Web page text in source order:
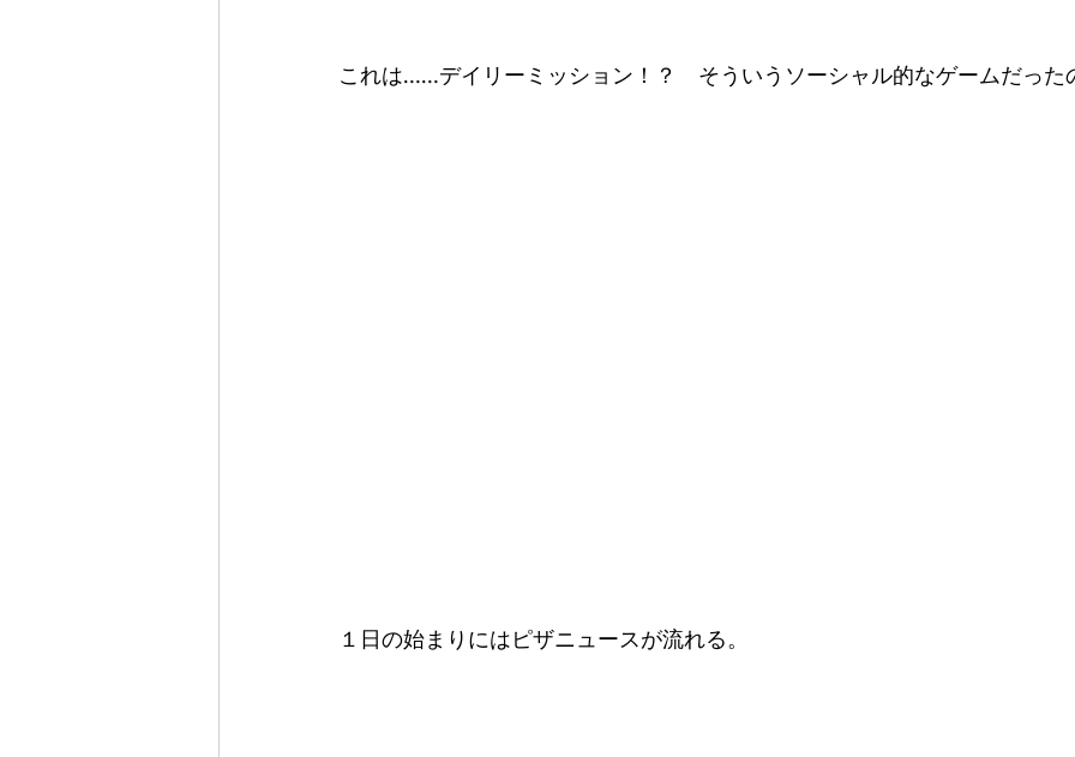
これは……デイリーミッション！？　そういうソーシャル的なゲームだった
１日の始まりにはピザニュースが流れる。